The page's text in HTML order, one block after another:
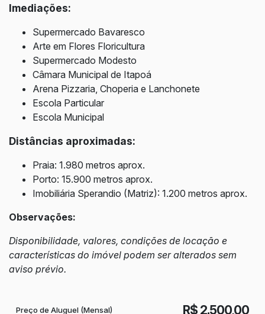
Imediações:
Supermercado Bavaresco
Arte em Flores Floricultura
Supermercado Modesto
Câmara Municipal de Itapoá
Arena Pizzaria, Choperia e Lanchonete
Escola Particular
Escola Municipal
Distâncias aproximadas:
Praia: 1.980 metros aprox.
Porto: 15.900 metros aprox.
Imobiliária Sperandio (Matriz): 1.200 metros aprox.
Observações:
Disponibilidade, valores, condições de locação e
características do imóvel podem ser alterados sem
aviso prévio.
R$ 2.500,00
Preço de Aluguel (Mensal)